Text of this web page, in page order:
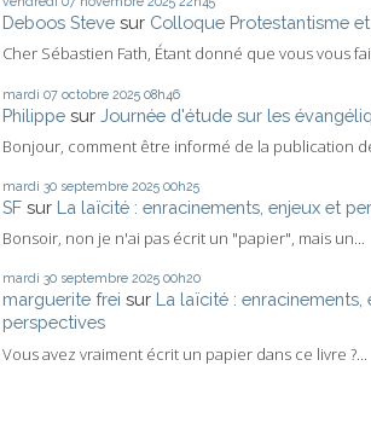
Deboos Steve sur Colloque Protestantisme
Cher Sébastien Fath, Étant donné que vous vous
mardi 07 octobre 2025 08h46
Philippe sur Journée d'étude sur les
Bonjour, comment être informé de la publication
mardi 30 septembre 2025 00h25
SF sur La laïcité : enracinements, enjeux et
Bonsoir, non je n'ai pas écrit un "papier", mais un...
mardi 30 septembre 2025 00h20
marguerite frei sur La laïcité : enracinements,
perspectives
Vous avez vraiment écrit un papier dans ce livre ?...